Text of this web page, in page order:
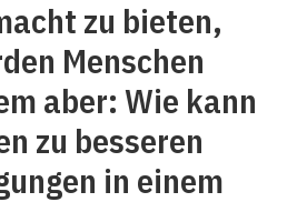
zu bieten,
Menschen
aber: Wie kann
zu besseren
in einem